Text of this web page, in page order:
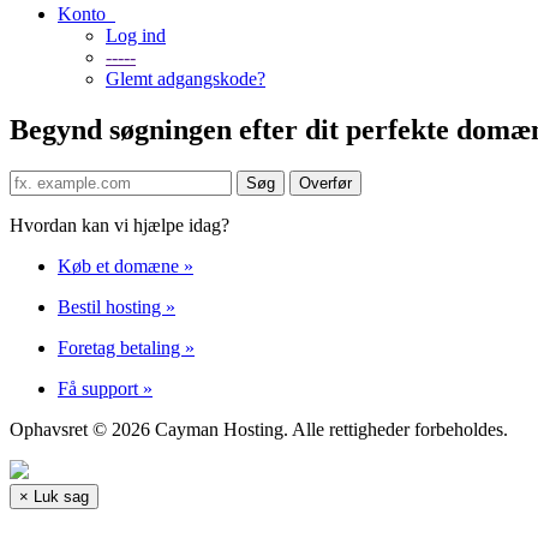
Konto
Log ind
-----
Glemt adgangskode?
Begynd søgningen efter dit perfekte
Hvordan kan vi hjælpe idag?
Køb et domæne »
Bestil hosting »
Foretag betaling »
Få support »
Ophavsret © 2026 Cayman Hosting. Alle rettigheder forbeholdes.
× Luk sag